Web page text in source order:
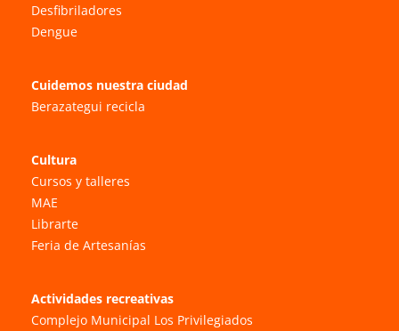
Desfibriladores
Dengue
Cuidemos nuestra ciudad
Berazategui recicla
Cultura
Cursos y talleres
MAE
Librarte
Feria de Artesanías
Actividades recreativas
Complejo Municipal Los Privilegiados